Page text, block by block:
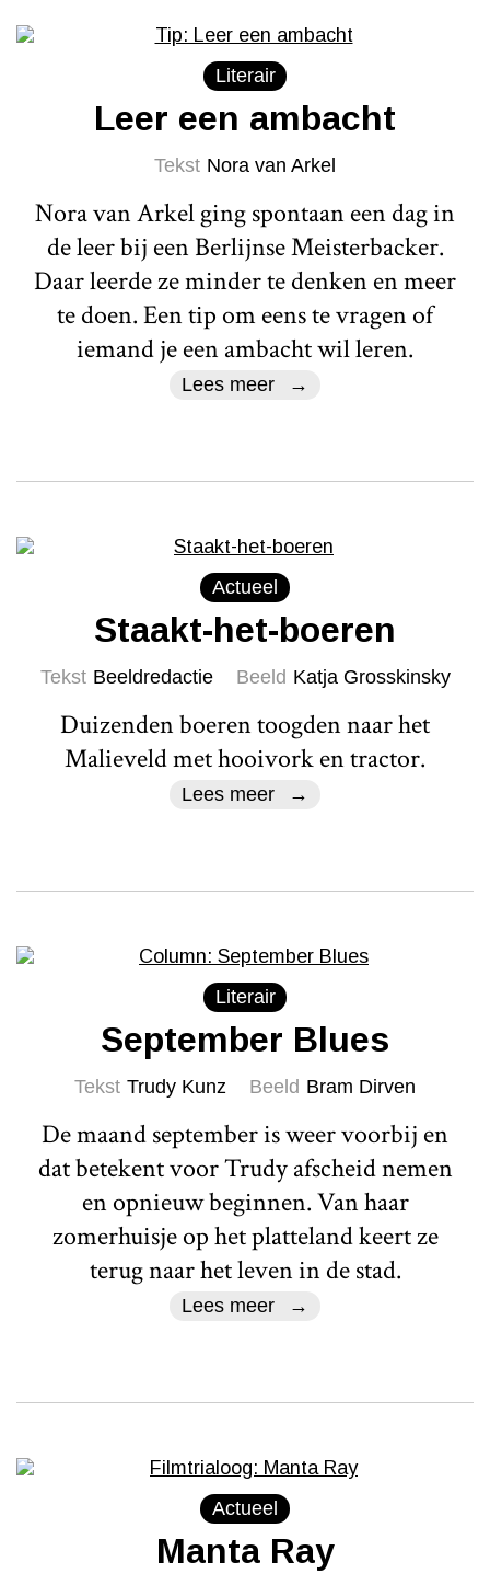
Literair
Leer een ambacht
Tekst Nora van Arkel
Nora van Arkel ging spontaan een dag in
de leer bij een Berlijnse Meisterbacker.
Daar leerde ze minder te denken en meer
te doen. Een tip om eens te vragen of
iemand je een ambacht wil leren.
Lees meer
Actueel
Staakt-het-boeren
Tekst Beeldredactie Beeld Katja Grosskinsky
Duizenden boeren toogden naar het
Malieveld met hooivork en tractor.
Lees meer
Literair
September Blues
Tekst Trudy Kunz Beeld Bram Dirven
De maand september is weer voorbij en
dat betekent voor Trudy afscheid nemen
en opnieuw beginnen. Van haar
zomerhuisje op het platteland keert ze
terug naar het leven in de stad.
Lees meer
Actueel
Manta Ray